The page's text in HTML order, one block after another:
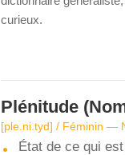
curieux.
Plénitude
[ple.ni.tyd] / Féminin —
État de ce qui